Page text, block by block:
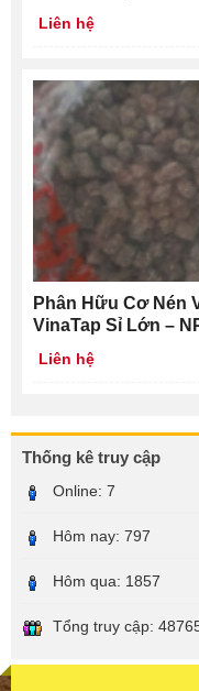
Liên hệ
Phân Hữu Cơ Nén
VinaTap Sỉ Lớn –
Liên hệ
Thống kê truy cập
Online: 7
Hôm nay: 797
Hôm qua: 1857
Tổng truy cập: